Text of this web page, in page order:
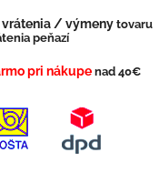
vrátenia / výmeny tovaru
peňazí
pri nákupe nad 40€